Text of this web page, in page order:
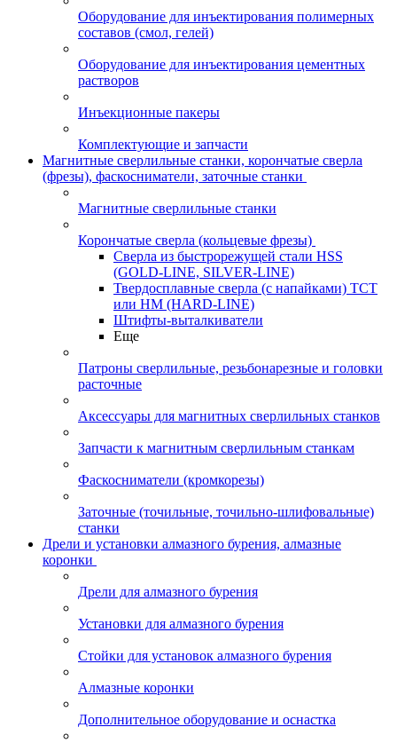
Оборудование для инъектирования полимерных
составов (смол, гелей)
Оборудование для инъектирования цементных
растворов
Инъекционные пакеры
Комплектующие и запчасти
Магнитные сверлильные станки, корончатые сверла
(фрезы), фаскосниматели, заточные станки
Магнитные сверлильные станки
Корончатые сверла (кольцевые фрезы)
Сверла из быстрорежущей стали HSS
(GOLD-LINE, SILVER-LINE)
Твердосплавные сверла (с напайками) ТСТ
или HM (HARD-LINE)
Штифты-выталкиватели
Еще
Патроны сверлильные, резьбонарезные и головки
расточные
Аксессуары для магнитных сверлильных станков
Запчасти к магнитным сверлильным станкам
Фаскосниматели (кромкорезы)
Заточные (точильные, точильно-шлифовальные)
станки
Дрели и установки алмазного бурения, алмазные
коронки
Дрели для алмазного бурения
Установки для алмазного бурения
Стойки для установок алмазного бурения
Алмазные коронки
Дополнительное оборудование и оснастка